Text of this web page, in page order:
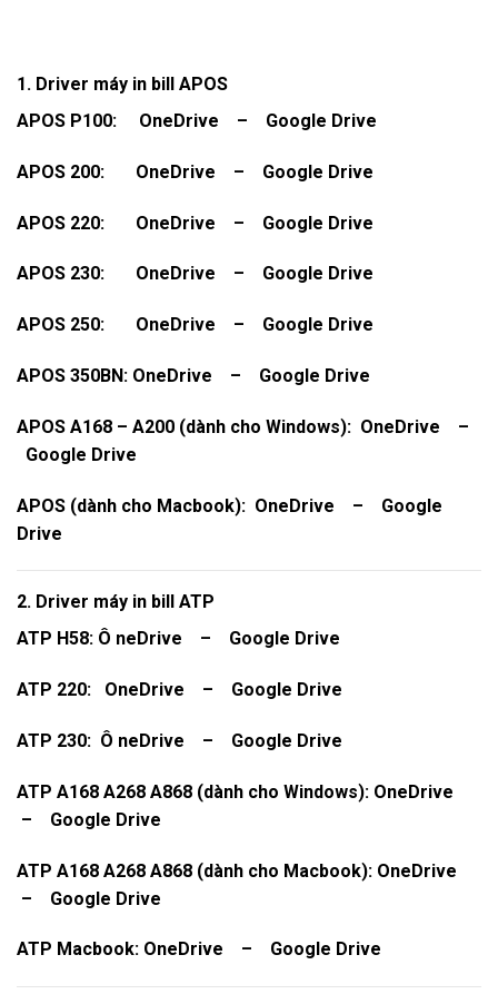
1. Driver máy in bill APOS
APOS P100: OneDrive – Google Drive
APOS 200: OneDrive – Google Drive
APOS 220: OneDrive – Google Drive
APOS 230: OneDrive – Google Drive
APOS 250: OneDrive – Google Drive
APOS 350BN: OneDrive – Google Drive
APOS A168 – A200 (dành cho Windows): OneDrive
–
Google Drive
APOS (dành cho Macbook): OneDrive – Google
Drive
2. Driver máy in bill ATP
ATP H58: Ô neDrive – Google Drive
ATP 220: OneDrive – Google Drive
ATP 230: Ô neDrive – Google Drive
ATP A168 A268 A868 (dành cho Windows): OneDrive
–
Google Drive
ATP A168 A268 A868 (dành cho Macbook): OneDrive
– Google Drive
ATP Macbook: OneDrive – Google Drive